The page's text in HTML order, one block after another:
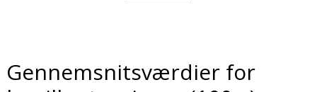
Gennemsnitsværdier for